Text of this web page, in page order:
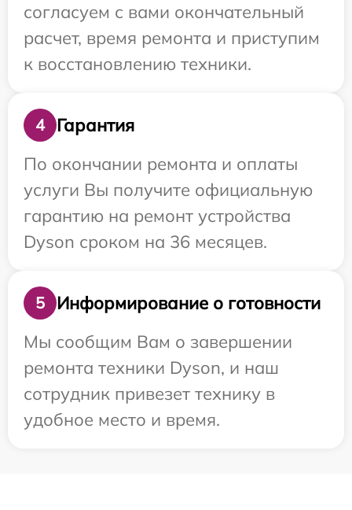
согласуем с вами окончательный
расчет, время ремонта и приступим
к восстановлению техники.
4
Гарантия
По окончании ремонта и оплаты
услуги Вы получите официальную
гарантию на ремонт устройства
Dyson сроком на 36 месяцев.
5
Информирование о готовности
Мы сообщим Вам о завершении
ремонта техники Dyson, и наш
сотрудник привезет технику в
удобное место и время.